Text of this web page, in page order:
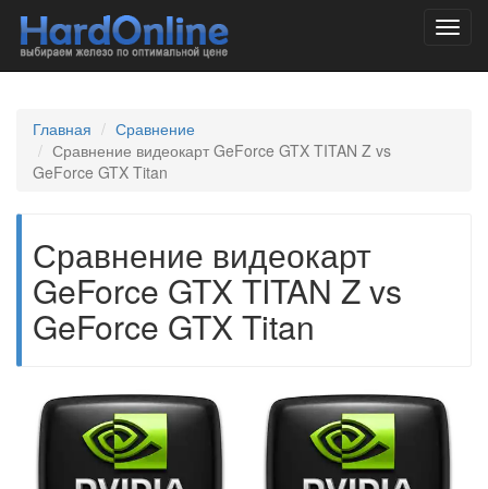
Главная
Сравнение
Сравнение видеокарт GeForce GTX TITAN Z vs
GeForce GTX Titan
Сравнение видеокарт
GeForce GTX TITAN Z vs
GeForce GTX Titan